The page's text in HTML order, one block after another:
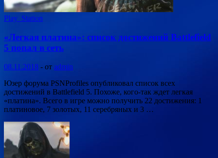
Play_Station
«Легкая платина»: список достижений Battlefield
5 попал в сеть
08.11.2018 - от admin
Юзер форума PSNProfiles опубликовал список всех
достижений в Battlefield 5. Похоже, кого-так ждет легкая
«платина». Всего в игре можно получить 22 достижения: 1
платиновое, 7 золотых, 11 серебряных и 3 …